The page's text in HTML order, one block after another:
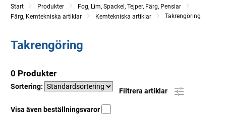
Start Produkter
Fog, Lim, Spackel, Tejper, Färg, Penslar
Färg, Kemtekniska artiklar
Kemtekniska artiklar Takrengöring
Takrengöring
0 Produkter
Sortering:
Filtrera artiklar
Visa även beställningsvaror